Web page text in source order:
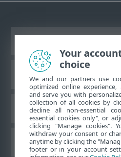
Base de
Foro de
Soporte
Your
choice
We and our partners use
optimized online
and serve you with
collection of all cookies by
decline all non-essential
essential cookies only", or
clicking "Manage cookies".
withdraw your consent or
anytime by clicking the
footer or in your account